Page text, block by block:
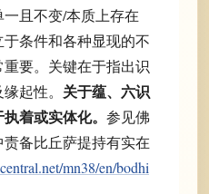
且不变/本质上存在
条件和各种显现的不
要。关键在于指出识
起性。 关于蕴、六识
着或实体化。 参见佛
备比丘萨提持有实在
mn38/en/bodhi